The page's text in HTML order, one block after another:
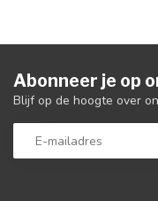
Abonneer je op
Blijf op de hoogte over